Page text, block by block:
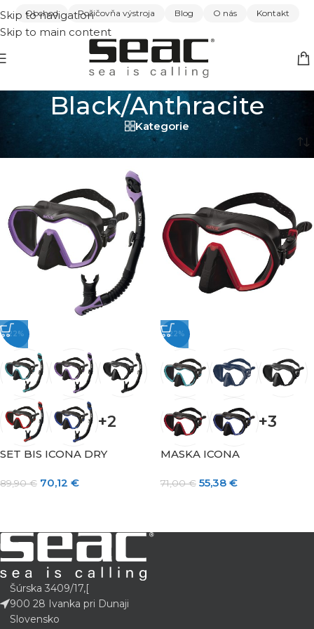
Skip to navigation
Skip to main content
Obchod Požičovňa výstroja Blog O nás Kontakt
Black/Anthracite
Kategorie
Domov/ Black/Anthracite
-22%
+2
SET BIS ICONA DRY
89,90€ 70,12 €
-22%
+3
MASKA ICONA
71,00€ 55,38 €
Šúrska 3409/17,[
900 28 Ivanka pri Dunaji
Slovensko